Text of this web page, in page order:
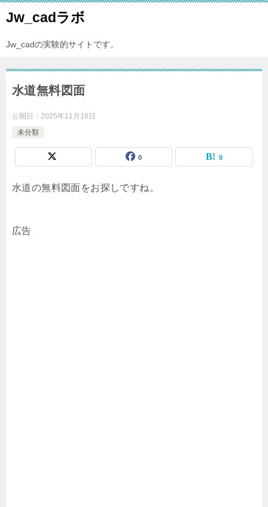
Jw_cadラボ
Jw_cadの実験的サイトです。
水道無料図面
公開日： 2025年11月16日
未分類
0 0
水道の無料図面をお探しですね。
広告